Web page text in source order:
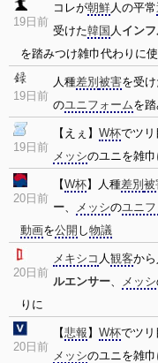
19日前
コレが朝鮮人の平常
受けた韓国 人 イン
を踏みつけ雑巾代わりに使
19日前
人種差別 被害を受け
のユニフォームを
19日前
【えぇ】 W杯でツリ
メッシのユニを雑
20日前
【W杯】人種差別 被
ー、 メッシのユニ
動画を公開 し物議
20日前
メキシコ 人観客か
ルエンサー、 メッシ
りに
20日前
【悲報 】 W杯でツリ
メッシのユニを雑